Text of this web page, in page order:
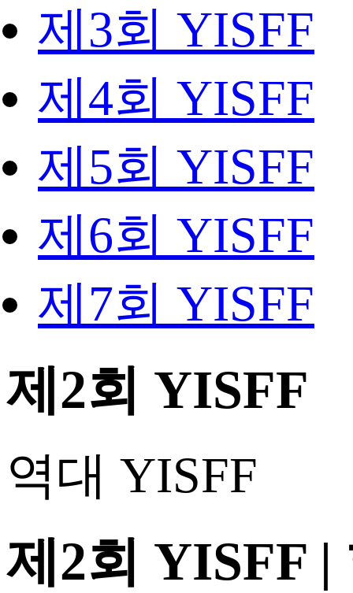
제3회 YISFF
제4회 YISFF
제5회 YISFF
제6회 YISFF
제7회 YISFF
제2회 YISFF
역대 YISFF
제2회 YISFF